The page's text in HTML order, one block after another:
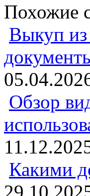
Похожие
Выкуп из
Обзор
Какими